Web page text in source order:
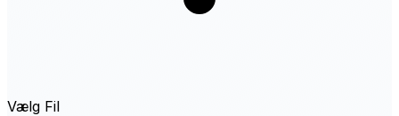
Vælg Fil